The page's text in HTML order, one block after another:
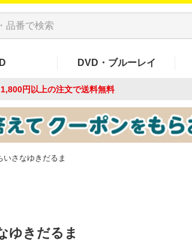
DVD・ブルーレイ
1,800円以上の注文で送料無料
いさなゆきだるま
ゆきだるま